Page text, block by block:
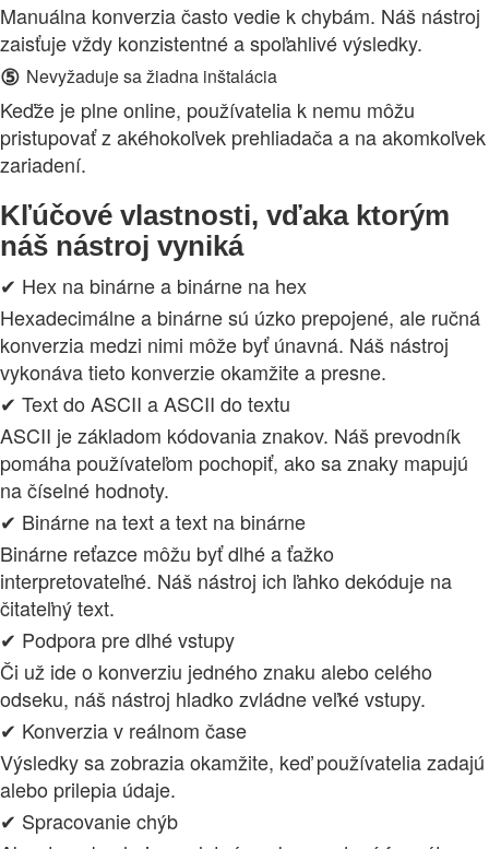
Manuálna konverzia často vedie k chybám. Náš nástroj
zaisťuje vždy konzistentné a spoľahlivé výsledky.
⑤ Nevyžaduje sa žiadna inštalácia
Keďže je plne online, používatelia k nemu môžu
pristupovať z akéhokoľvek prehliadača a na akomkoľvek
zariadení.
Kľúčové vlastnosti, vďaka ktorým
náš nástroj vyniká
✔ Hex na binárne a binárne na hex
Hexadecimálne a binárne sú úzko prepojené, ale ručná
konverzia medzi nimi môže byť únavná. Náš nástroj
vykonáva tieto konverzie okamžite a presne.
✔ Text do ASCII a ASCII do textu
ASCII je základom kódovania znakov. Náš prevodník
pomáha používateľom pochopiť, ako sa znaky mapujú
na číselné hodnoty.
✔ Binárne na text a text na binárne
Binárne reťazce môžu byť dlhé a ťažko
interpretovateľné. Náš nástroj ich ľahko dekóduje na
čitateľný text.
✔ Podpora pre dlhé vstupy
Či už ide o konverziu jedného znaku alebo celého
odseku, náš nástroj hladko zvládne veľké vstupy.
✔ Konverzia v reálnom čase
Výsledky sa zobrazia okamžite, keď používatelia zadajú
alebo prilepia údaje.
✔ Spracovanie chýb